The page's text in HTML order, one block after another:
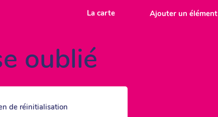
La carte Ajouter un élément
oublié
de réinitialisation